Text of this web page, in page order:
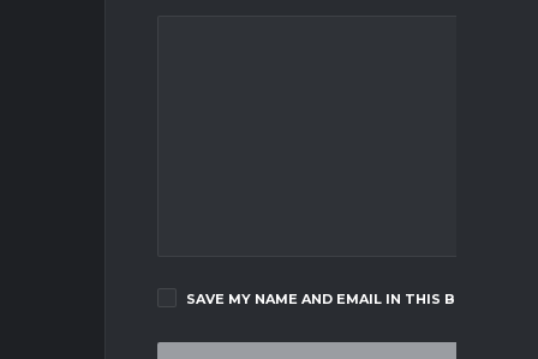
SAVE MY NAME AND EMAIL IN THIS BROWSER